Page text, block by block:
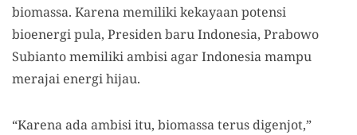
biomassa. Karena memiliki kekayaan potensi
bioenergi pula, Presiden baru Indonesia, Prabowo
Subianto memiliki ambisi agar Indonesia mampu
merajai energi hijau.
“Karena ada ambisi itu, biomassa terus digenjot,”